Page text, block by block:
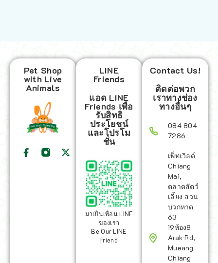
Pet Shop
with Live
Animals
LINE
Friends
แอด LINE
Friends เพื่อ
รับสิทธิ
ประโยชน์
และโปรโม
ชั่น
มาเป็นเพื่อน LINE
ของเรา
Be Our LINE
Friend
Contact Us!
ติดต่อพวก
เราทางช่อง
ทางอื่นๆ
084 804
7286
เพ็ทเวิลด์
Chiang
Mai,
ตลาดสัตว์
เลี้ยง สวน
บวกหาด
63
19ห้อง8
Arak Rd,
Mueang
Chiang